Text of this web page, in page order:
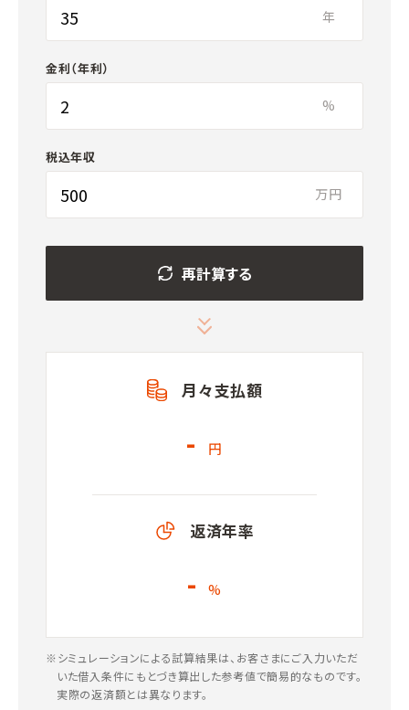
年
金利（年利）
%
税込年収
万円
再計算する
月々支払額
- 円
返済年率
- %
※シミュレーションによる試算結果は、お客さまにご入力いただ
いた借入条件にもとづき算出した参考値で簡易的なものです。
実際の返済額とは異なります。